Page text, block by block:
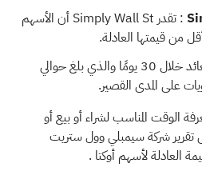
: تقدر Simply Wall St أن الأسهم
: يُظهر العائد خلال 30 يومًا والذي بلغ حوالي
الوقت المناسب لشراء أو بيع أو
تقرير شركة سيمبلي وول ستريت
العادلة لأسهم أوكتا .